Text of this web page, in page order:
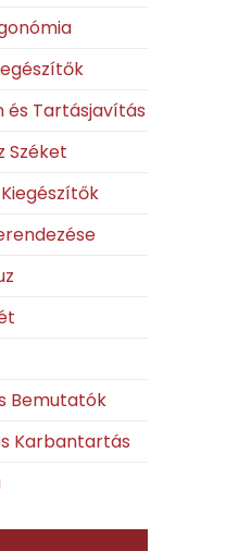
és Tartásjavítás
Széket
Bemutatók
Karbantartás